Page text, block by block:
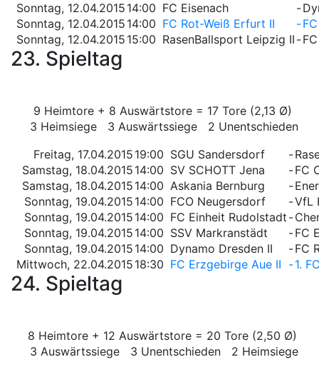
Sonntag, 12.04.2015 14:00 FC Eisenach -
Sonntag, 12.04.2015 14:00 FC Rot-Weiß Erfurt II -
Sonntag, 12.04.2015 15:00 RasenBallsport Leipzig II -
23. Spieltag
9 Heimtore + 8 Auswärtstore = 17 Tore (2,13 Ø)
3 Heimsiege 3 Auswärtssiege 2 Unentschieden
Freitag, 17.04.2015 19:00 SGU Sandersdorf -
Samstag, 18.04.2015 14:00 SV SCHOTT Jena -FC
Samstag, 18.04.2015 14:00 Askania Bernburg -
Sonntag, 19.04.2015 14:00 FCO Neugersdorf -VfL
Sonntag, 19.04.2015 14:00 FC Einheit Rudolstadt -
Sonntag, 19.04.2015 14:00 SSV Markranstädt -FC
Sonntag, 19.04.2015 14:00 Dynamo Dresden II -FC
Mittwoch, 22.04.2015 18:30 FC Erzgebirge Aue II -1.
24. Spieltag
8 Heimtore + 12 Auswärtstore = 20 Tore (2,50 Ø)
3 Auswärtssiege 3 Unentschieden 2 Heimsiege